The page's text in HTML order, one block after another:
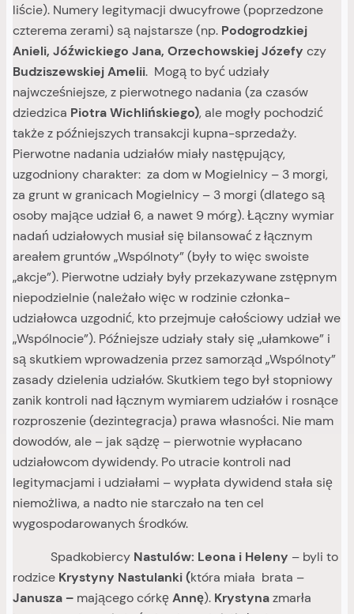
liście). Numery legitymacji dwucyfrowe (poprzedzone
czterema zerami) są najstarsze (np. Podogrodzkiej
Anieli, Jóźwickiego Jana, Orzechowskiej Józefy czy
Budziszewskiej Amelii. Mogą to być udziały
najwcześniejsze, z pierwotnego nadania (za czasów
dziedzica Piotra Wichlińskiego), ale mogły pochodzić
także z późniejszych transakcji kupna-sprzedaży.
Pierwotne nadania udziałów miały następujący,
uzgodniony charakter: za dom w Mogielnicy – 3 morgi,
za grunt w granicach Mogielnicy – 3 morgi (dlatego są
osoby mające udział 6, a nawet 9 mórg). Łączny wymiar
nadań udziałowych musiał się bilansować z łącznym
areałem gruntów „Wspólnoty” (były to więc swoiste
„akcje”). Pierwotne udziały były przekazywane zstępnym
niepodzielnie (należało więc w rodzinie członka-
udziałowca uzgodnić, kto przejmuje całościowy udział we
„Wspólnocie”). Późniejsze udziały stały się „ułamkowe” i
są skutkiem wprowadzenia przez samorząd „Wspólnoty”
zasady dzielenia udziałów. Skutkiem tego był stopniowy
zanik kontroli nad łącznym wymiarem udziałów i rosnące
rozproszenie (dezintegracja) prawa własności. Nie mam
dowodów, ale – jak sądzę – pierwotnie wypłacano
udziałowcom dywidendy. Po utracie kontroli nad
legitymacjami i udziałami – wypłata dywidend stała się
niemożliwa, a nadto nie starczało na ten cel
wygospodarowanych środków.
Spadkobiercy Nastulów: Leona i Heleny – byli to
rodzice Krystyny Nastulanki (która miała brata –
Janusza – mającego córkęAnnę). Krystynazmarła